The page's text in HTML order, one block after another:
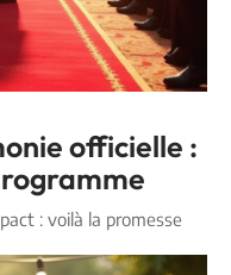
officielle :
: voilà la promesse